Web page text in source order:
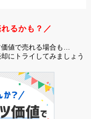
るかも？／
値で売れる場合も…
にトライしてみましょう